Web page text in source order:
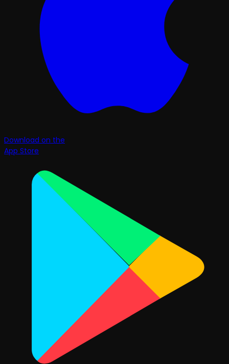
Download on the
App Store